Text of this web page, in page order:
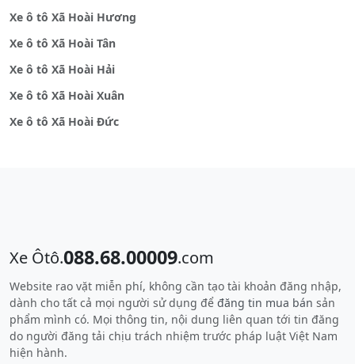
Xe ô tô Xã Hoài Hương
Xe ô tô Xã Hoài Tân
Xe ô tô Xã Hoài Hải
Xe ô tô Xã Hoài Xuân
Xe ô tô Xã Hoài Đức
Xe Ôtô.088.68.00009.com
Website rao vặt miễn phí, không cần tạo tài khoản đăng nhập,
dành cho tất cả mọi người sử dụng để đăng tin mua bán sản
phẩm mình có. Mọi thông tin, nội dung liên quan tới tin đăng
do người đăng tải chịu trách nhiệm trước pháp luật Việt Nam
hiện hành.